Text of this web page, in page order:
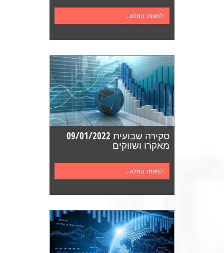
למאמר המלא...
סקירה שבועית 09/01/2022
מאקרו ושווקים
למאמר המלא...